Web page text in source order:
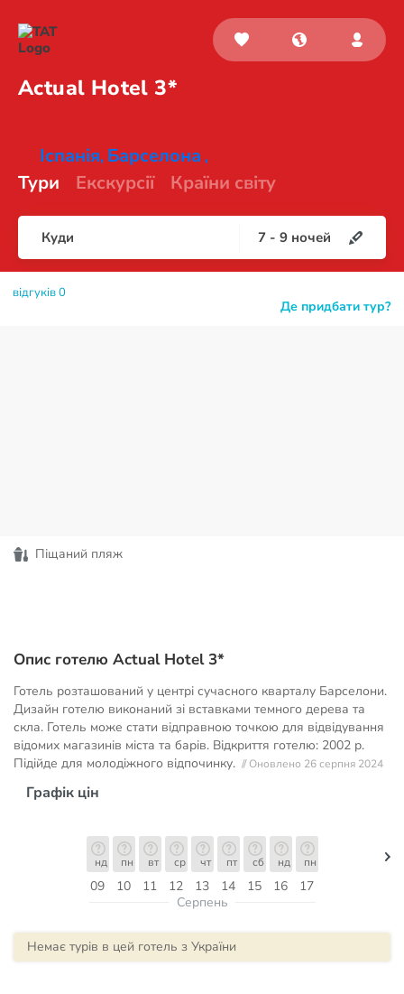
Actual Hotel 3*
Іспанія, Барселона ,
Тури Екскурсії Країни світу
Куди 7 - 9 ночей
Де придбати тур?
відгуків 0
Піщаний пляж
Опис готелю Actual Hotel 3*
Готель розташований у центрі сучасного кварталу Барселони.
Дизайн готелю виконаний зі вставками темного дерева та
скла. Готель може стати відправною точкою для відвідування
відомих магазинів міста та барів. Відкриття готелю: 2002 р.
Підійде для молодіжного відпочинку. // Оновлено 26 серпня 2024
Графік цін
09
нд
10
пн
11
вт
12
ср
13
чт
14
пт
15
сб
16
нд
17
пн
Серпень
Немає турів в цей готель з України